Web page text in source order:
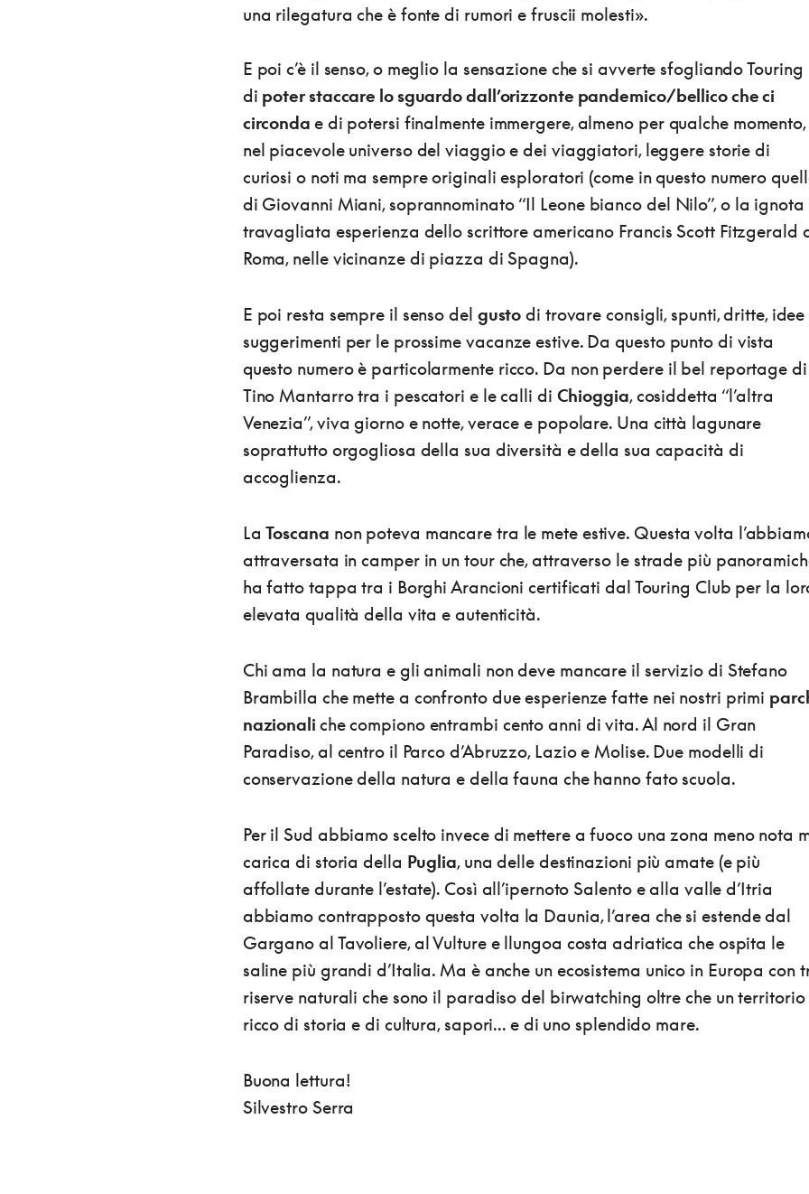
una rilegatura che è fonte di rumori e fruscii molesti».
E poi c’è il senso, o meglio la sensazione che si avverte sfogliando Touring
di poter staccare lo sguardo dall’orizzonte pandemico/bellico che ci
circonda e di potersi finalmente immergere, almeno per qualche momento,
nel piacevole universo del viaggio e dei viaggiatori, leggere storie di
curiosi o noti ma sempre originali esploratori (come in questo numero
di Giovanni Miani, soprannominato “Il Leone bianco del Nilo”, o la ignota
travagliata esperienza dello scrittore americano Francis Scott Fitzgerald
Roma, nelle vicinanze di piazza di Spagna).
E poi resta sempre il senso del gusto di trovare consigli, spunti, dritte, idee
suggerimenti per le prossime vacanze estive. Da questo punto di vista
questo numero è particolarmente ricco. Da non perdere il bel reportage di
Tino Mantarro tra i pescatori e le calli di Chioggia, cosiddetta “l’altra
Venezia”, viva giorno e notte, verace e popolare. Una città lagunare
soprattutto orgogliosa della sua diversità e della sua capacità di
accoglienza.
LaToscana non poteva mancare tra le mete estive. Questa volta
attraversata in camper in un tour che, attraverso le strade più
ha fatto tappa tra i Borghi Arancioni certificati dal Touring Club per la
elevata qualità della vita e autenticità.
Chi ama la natura e gli animali non deve mancare il servizio di Stefano
Brambilla che mette a confronto due esperienze fatte nei nostri primi
nazionali che compiono entrambi cento anni di vita. Al nord il Gran
Paradiso, al centro il Parco d’Abruzzo, Lazio e Molise. Due modelli di
conservazione della natura e della fauna che hanno fato scuola.
Per il Sud abbiamo scelto invece di mettere a fuoco una zona meno nota
carica di storia della Puglia, una delle destinazioni più amate (e più
affollate durante l’estate). Così all’ipernoto Salento e alla valle d’Itria
abbiamo contrapposto questa volta la Daunia, l’area che si estende dal
Gargano al Tavoliere, al Vulture e llungoa costa adriatica che ospita le
saline più grandi d’Italia. Ma è anche un ecosistema unico in Europa con
riserve naturali che sono il paradiso del birwatching oltre che un territorio
ricco di storia e di cultura, sapori... e di uno splendido mare.
Buona lettura!
Silvestro Serra